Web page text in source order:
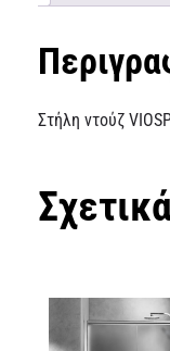
Στήλη ντούζ